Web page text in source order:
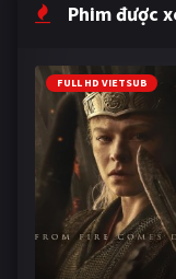
Phim được
FULL HD VIETSUB